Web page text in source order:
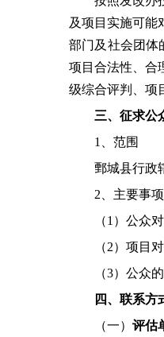
及项目实施可能
部门及社会团体
项目合法性、合
级综合评判、项
三、征求公
1、 范围
鄄城县行政
2、 主要事项
（1 ） 公众对
（2） 项目
（3） 公众
四、联系方
（一） 评估